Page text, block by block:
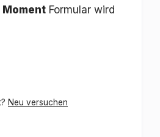
Moment Formular wird
Neu versuchen